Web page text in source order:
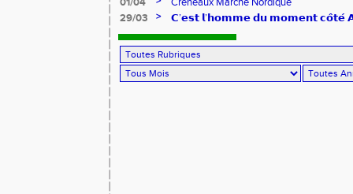
29/03
> 𝗖’𝗲𝘀𝘁 𝗹’𝗵𝗼𝗺𝗺𝗲 𝗱𝘂 𝗺𝗼𝗺𝗲𝗻𝘁 𝗰𝗼̂𝘁𝗲́